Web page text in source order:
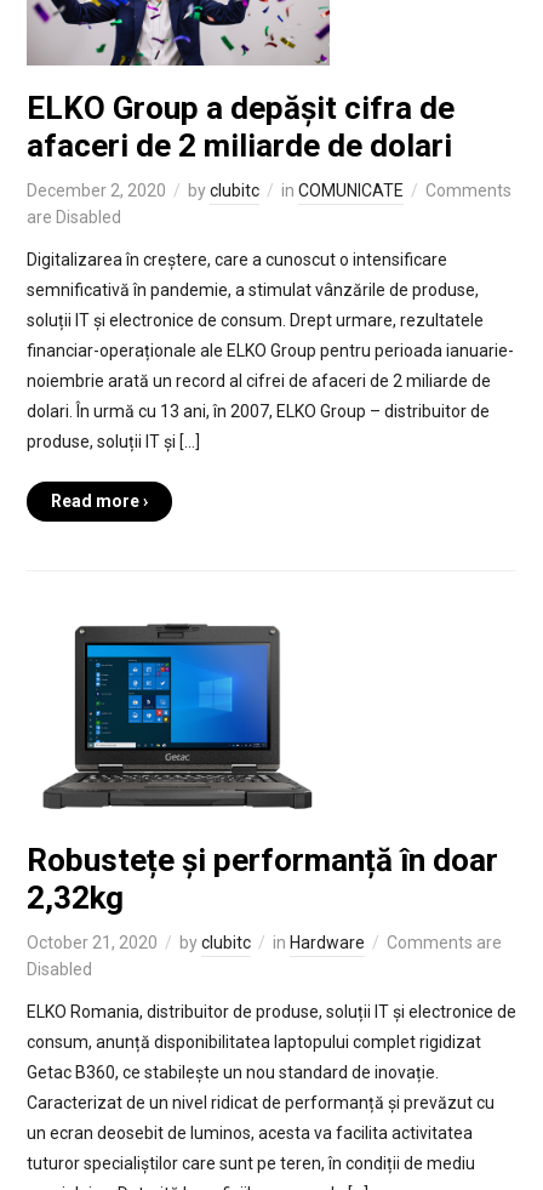
ELKO Group a depășit cifra de
afaceri de 2 miliarde de dolari
December 2, 2020 byclubitc in COMUNICATE
Comments
are Disabled
Digitalizarea în creștere, care a cunoscut o intensificare
semnificativă în pandemie, a stimulat vânzările de produse,
soluții IT și electronice de consum. Drept urmare, rezultatele
financiar-operaționale ale ELKO Group pentru perioada ianuarie-
noiembrie arată un record al cifrei de afaceri de 2 miliarde de
dolari. În urmă cu 13 ani, în 2007, ELKO Group – distribuitor de
produse, soluții IT și […]
Read more ›
Robustețe și performanță în doar
2,32kg
October 21, 2020 byclubitc in Hardware
Comments are
Disabled
ELKO Romania, distribuitor de produse, soluții IT și electronice de
consum, anunță disponibilitatea laptopului complet rigidizat
Getac B360, ce stabilește un nou standard de inovație.
Caracterizat de un nivel ridicat de performanță și prevăzut cu
un ecran deosebit de luminos, acesta va facilita activitatea
tuturor specialiștilor care sunt pe teren, în condiții de mediu